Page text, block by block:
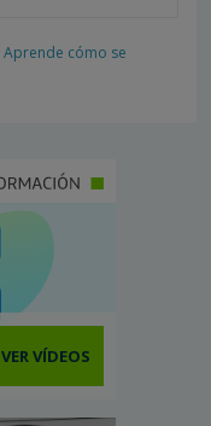
Aprende cómo se
VER VÍDEOS